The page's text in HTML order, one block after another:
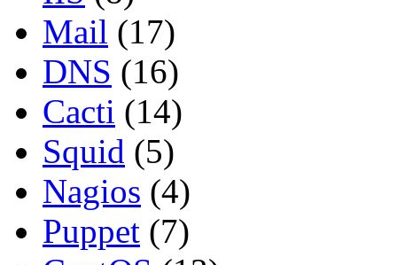
Mail (17)
DNS (16)
Cacti (14)
Squid (5)
Nagios (4)
Puppet (7)